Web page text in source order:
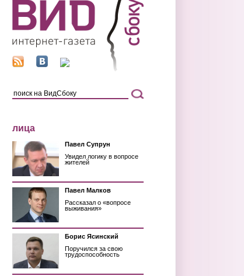
лица
Павел Супрун
Увидел логику в вопросе
жителей
Павел Малков
Рассказал о «вопросе
выживания»
Борис Ясинский
Поручился за свою
трудоспособность